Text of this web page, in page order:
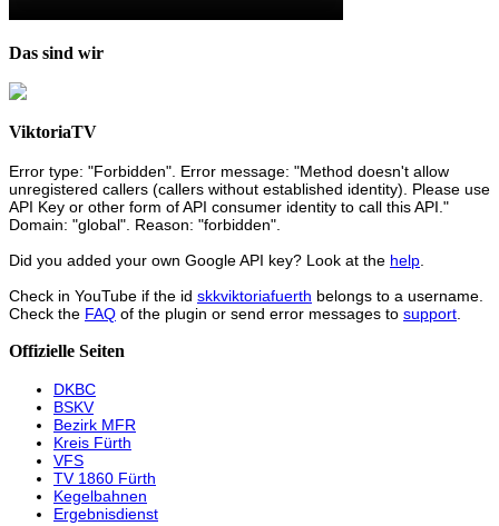
Das sind wir
ViktoriaTV
Error type: "Forbidden". Error message: "Method doesn't allow
unregistered callers (callers without established identity). Please use
API Key or other form of API consumer identity to call this API."
Domain: "global". Reason: "forbidden".
Did you added your own Google API key? Look at the help
Check in YouTube if the id skkviktoriafuerth belongs to a username.
Check the FAQ of the plugin or send error messages to support
Offizielle Seiten
DKBC
BSKV
Bezirk MFR
Kreis Fürth
VFS
TV 1860 Fürth
Kegelbahnen
Ergebnisdienst